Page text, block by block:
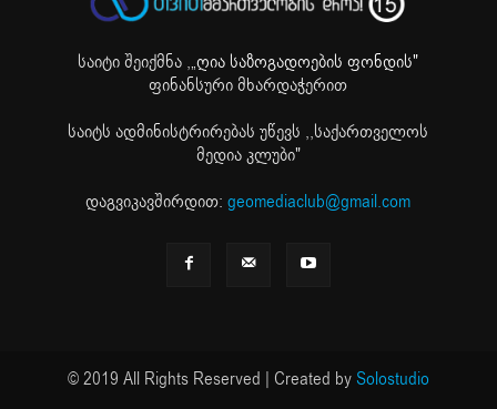
საიტი შეიქმნა ,„ღია საზოგადოების ფონდის"
ფინანსური მხარდაჭერით
საიტს ადმინისტრირებას უწევს ,,საქართველოს
მედია კლუბი"
დაგვიკავშირდით:geomediaclub@gmail.com
© 2019 All Rights Reserved | Created bySolostudio